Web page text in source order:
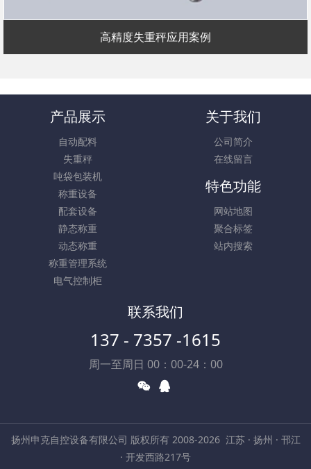
高精度失重秤应用案例
产品展示
自动配料
失重秤
吨袋包装机
称重设备
配套设备
静态称重
动态称重
称重管理系统
电气控制柜
关于我们
公司简介
在线留言
特色功能
网站地图
聚合标签
站内搜索
联系我们
137 - 7357 -1615
周一至周日 00：00-24：00
扬州申克自控设备有限公司 版权所有 2008-2026 江苏 · 扬州 · 邗江
· 开发西路217号